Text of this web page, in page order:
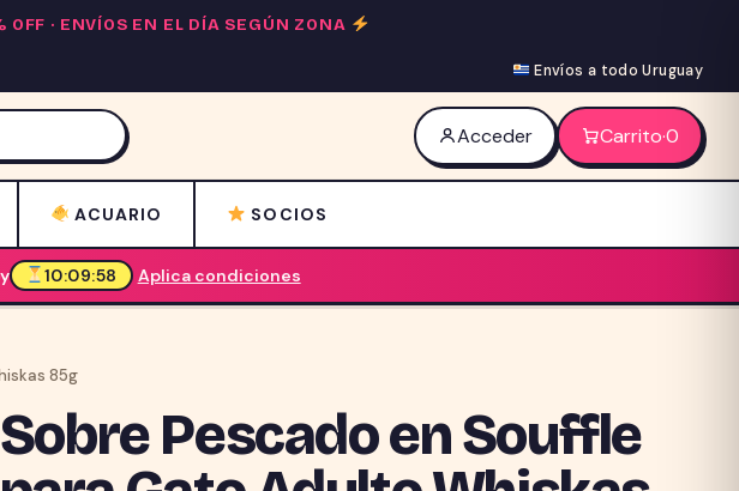
OFF · ENVÍOS EN EL DÍA SEGÚN ZONA
Envíos a todo Uruguay
Acceder Carrito·0
ACUARIO SOCIOS
10:09:57 Aplica condiciones
85g
Sobre Pescado en Souffle